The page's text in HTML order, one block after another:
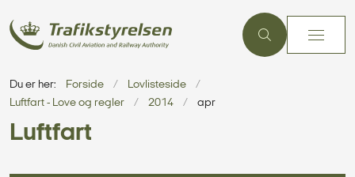
Du er her: Forside
Lovlisteside
Luftfart - Love og regler
2014 apr
Luftfart